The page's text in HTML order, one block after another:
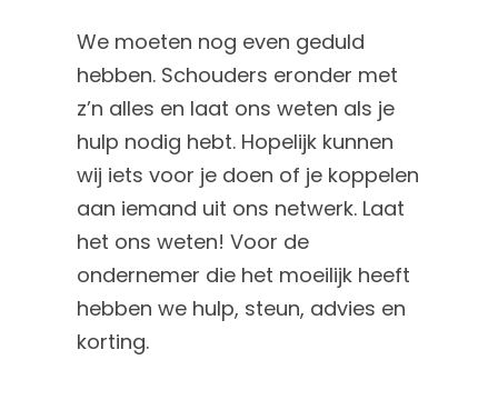
We moeten nog even geduld
hebben. Schouders eronder met
z’n alles en laat ons weten als je
hulp nodig hebt. Hopelijk kunnen
wij iets voor je doen of je koppelen
aan iemand uit ons netwerk. Laat
het ons weten! Voor de
ondernemer die het moeilijk heeft
hebben we hulp, steun, advies en
korting.